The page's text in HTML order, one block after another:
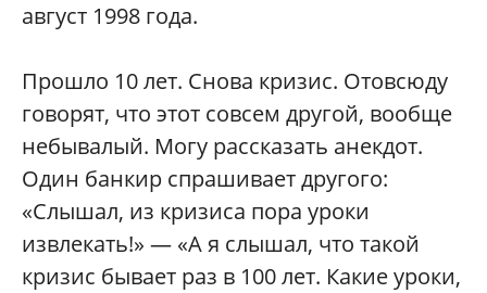
август 1998 года.
Прошло 10 лет. Снова кризис. Отовсюду
говорят, что этот совсем другой, вообще
небывалый. Могу рассказать анекдот.
Один банкир спрашивает другого:
«Слышал, из кризиса пора уроки
извлекать!» — «А я слышал, что такой
кризис бывает раз в 100 лет. Какие уроки,